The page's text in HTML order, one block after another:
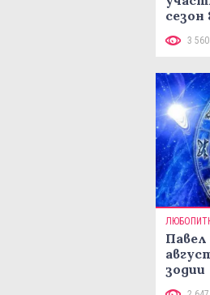
сезон
3 560
Павел
зодии